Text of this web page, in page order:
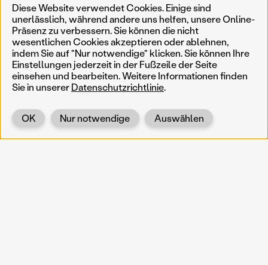
Diese Website verwendet Cookies. Einige sind
unerlässlich, während andere uns helfen, unsere Online-
Präsenz zu verbessern. Sie können die nicht
wesentlichen Cookies akzeptieren oder ablehnen,
indem Sie auf "Nur notwendige" klicken. Sie können Ihre
Einstellungen jederzeit in der Fußzeile der Seite
einsehen und bearbeiten. Weitere Informationen finden
Sie in unsererDatenschutzrichtlinie.
Auswählen
Nur notwendige
OK